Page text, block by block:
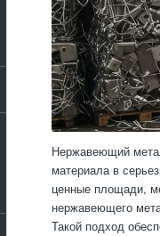
Нержавеющий
материала в
ценные площади,
нержавеющего
Такой подход